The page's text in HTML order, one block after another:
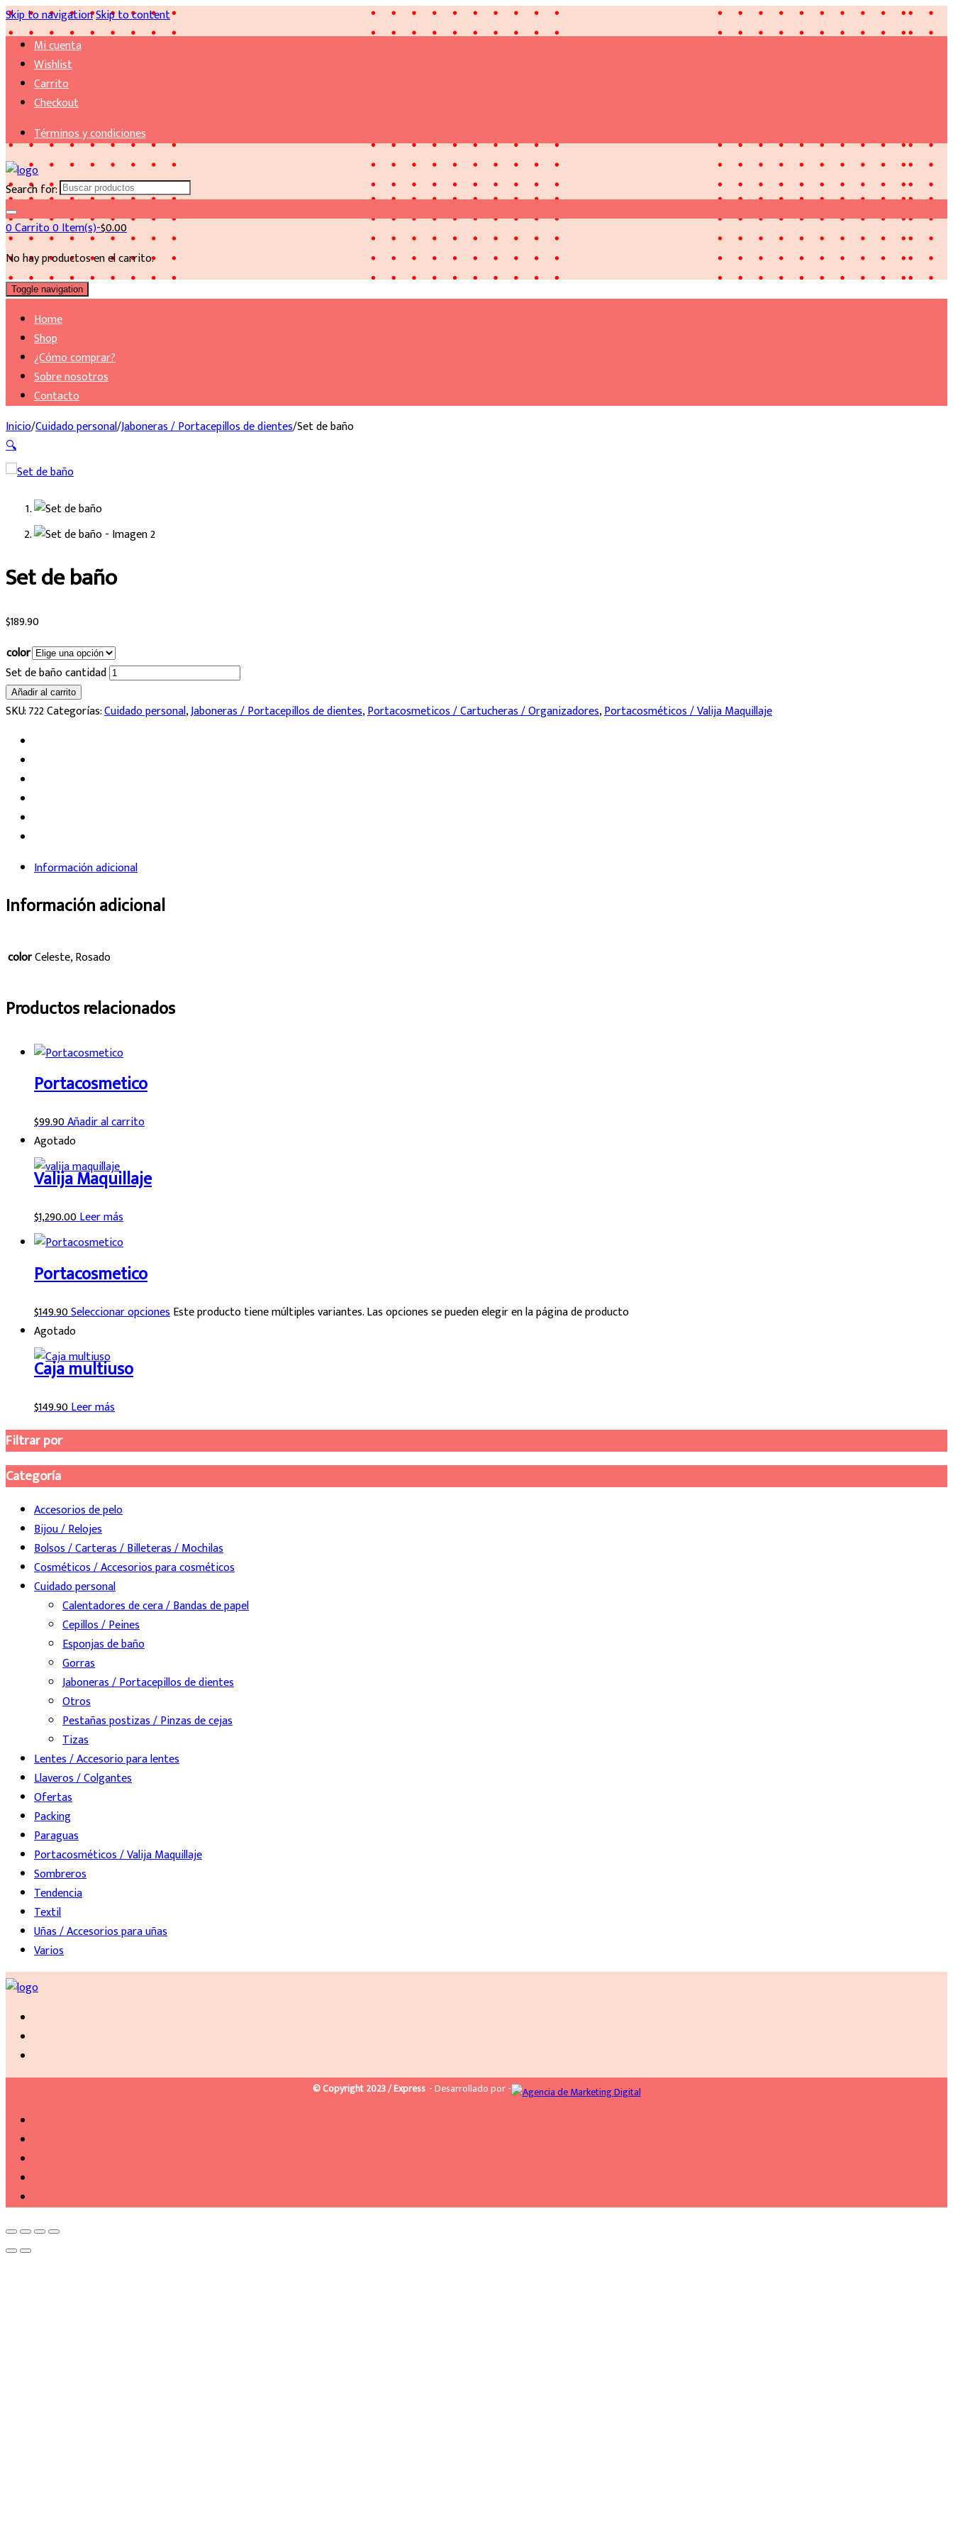
Skip to navigationSkip to content
Mi cuenta
Wishlist
Carrito
Checkout
Términos y condiciones
Search for:
0Carrito0 Item(s)-$0.00
No hay productos en el carrito.
Toggle navigation
Home
Shop
¿Cómo comprar?
Sobre nosotros
Contacto
Inicio/Cuidado personal/Jaboneras / Portacepillos de dientes/Set de baño
🔍
Set de baño
$189.90
color
Set de baño cantidad
Añadir al carrito
SKU:722Categorías:Cuidado personal,Jaboneras / Portacepillos de dientes,Portacosmeticos / Cartucheras / Organizadores,Portacosméticos / Valija Maquillaje
Información adicional
Información adicional
colorCeleste, Rosado
Productos relacionados
Portacosmetico
$99.90Añadir al carrito
Agotado
Valija Maquillaje
$1,290.00Leer más
Portacosmetico
$149.90Seleccionar opcionesEste producto tiene múltiples variantes. Las opciones se pueden elegir en la página de producto
Agotado
Caja multiuso
$149.90Leer más
Filtrar por
Categoría
Accesorios de pelo
Bijou / Relojes
Bolsos / Carteras / Billeteras / Mochilas
Cosméticos / Accesorios para cosméticos
Cuidado personal
Calentadores de cera / Bandas de papel
Cepillos / Peines
Esponjas de baño
Gorras
Jaboneras / Portacepillos de dientes
Otros
Pestañas postizas / Pinzas de cejas
Tizas
Lentes / Accesorio para lentes
Llaveros / Colgantes
Ofertas
Packing
Paraguas
Portacosméticos / Valija Maquillaje
Sombreros
Tendencia
Textil
Uñas / Accesorios para uñas
Varios
© Copyright 2023 / Express - Desarrollado por -